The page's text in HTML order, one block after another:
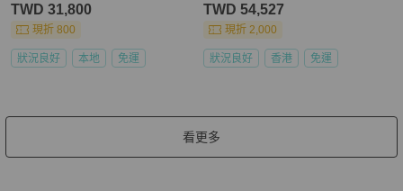
TWD 31,800
現折 800
狀況良好 本地 免運
TWD 54,527
現折 2,000
狀況良好 香港 免運
看更多